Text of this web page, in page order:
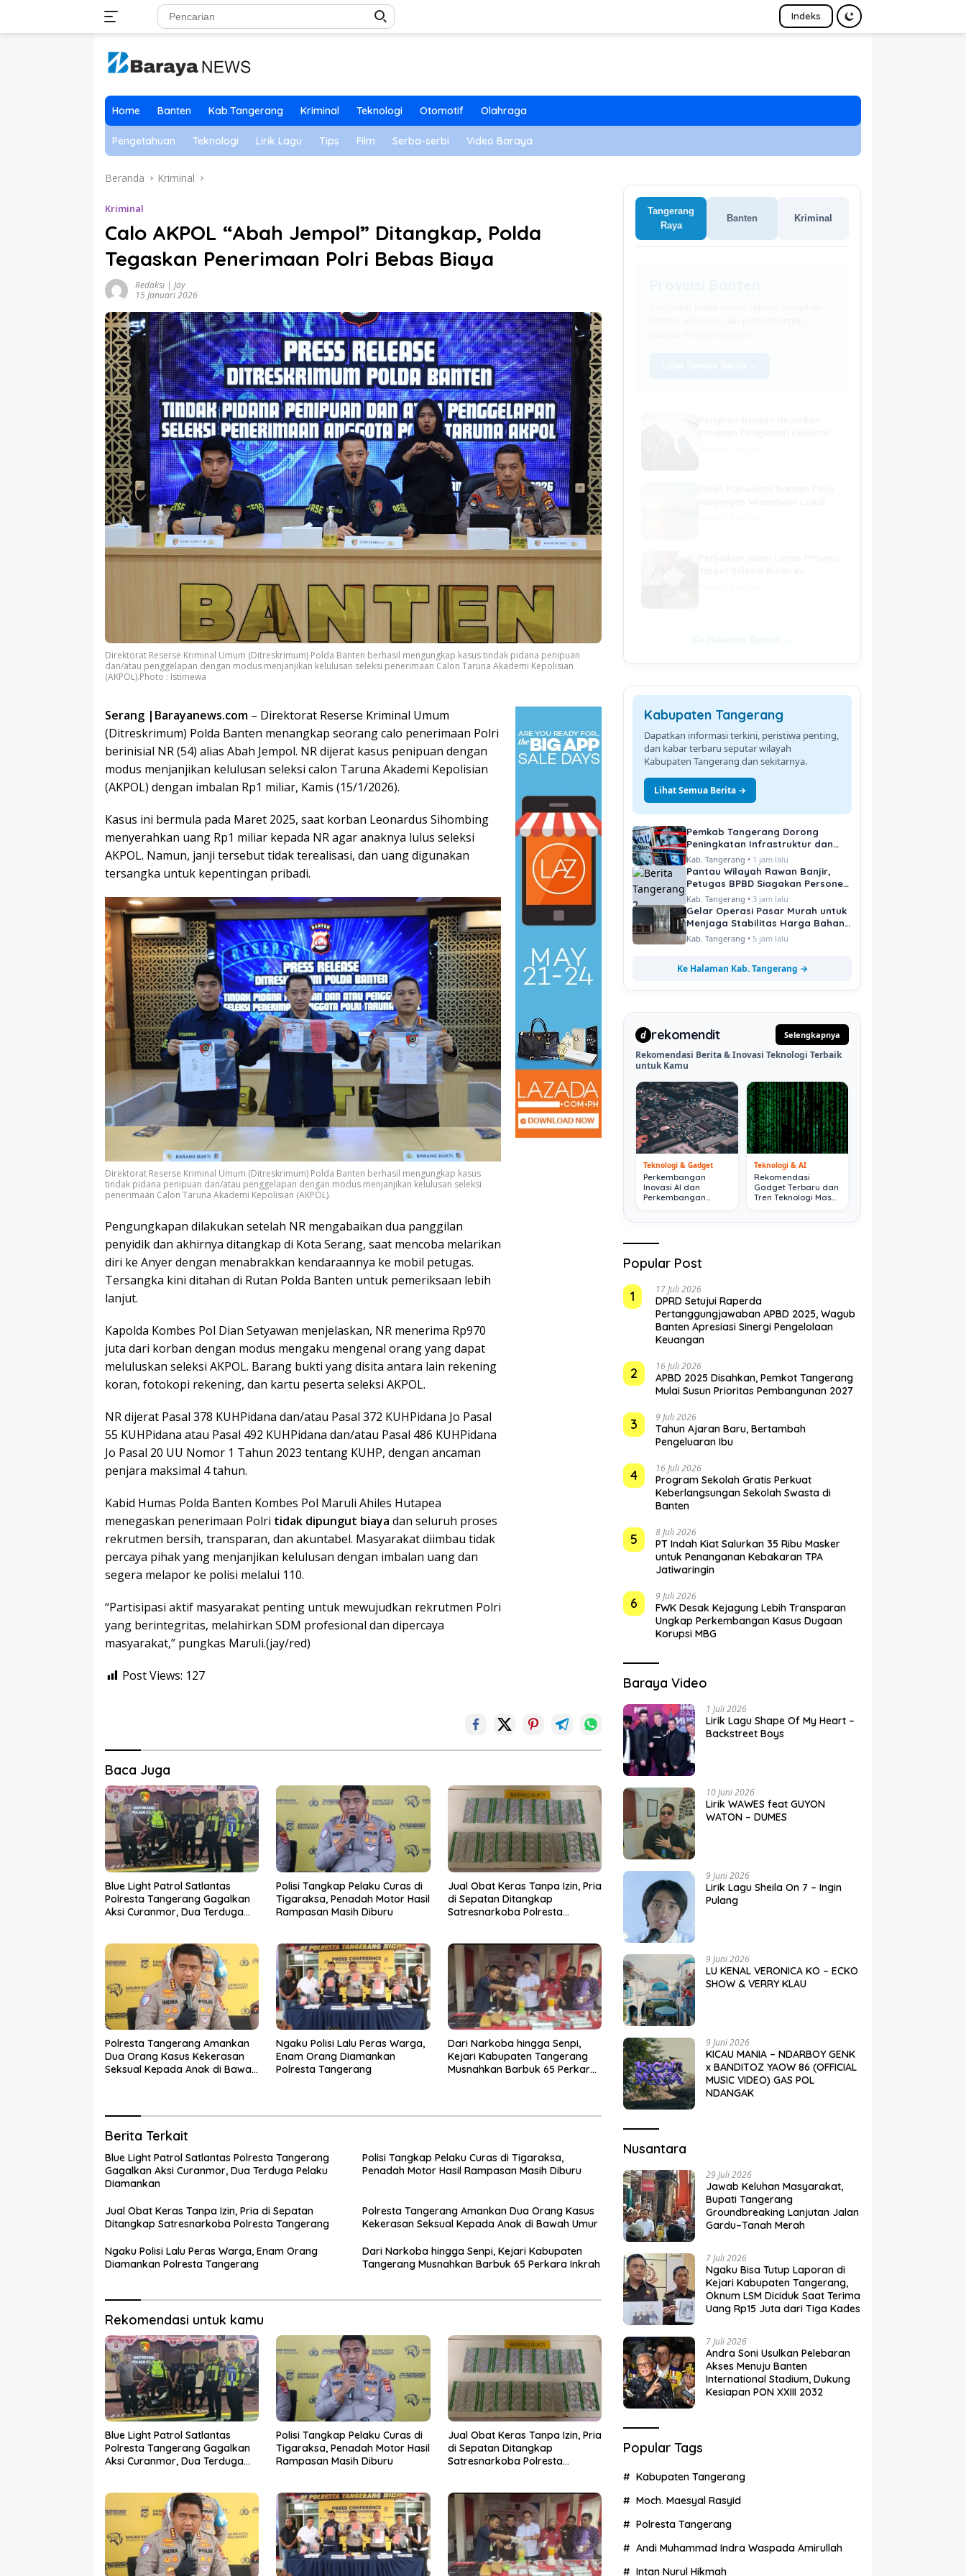
Indeks
Home Banten Kab.Tangerang Kriminal Teknologi Otomotif Olahraga
Pengetahuan Teknologi Lirik Lagu Tips Film Serba-serbi Video Baraya
Beranda Kriminal
Kriminal
Calo AKPOL “Abah Jempol” Ditangkap, Polda
Tegaskan Penerimaan Polri Bebas Biaya
Redaksi | Jay
15 Januari 2026
Direktorat Reserse Kriminal Umum (Ditreskrimum) Polda Banten berhasil mengungkap kasus tindak pidana penipuan
dan/atau penggelapan dengan modus menjanjikan kelulusan seleksi penerimaan Calon Taruna Akademi Kepolisian
(AKPOL).Photo : Istimewa
Serang |Barayanews.com – Direktorat Reserse Kriminal Umum
(Ditreskrimum) Polda Banten menangkap seorang calo penerimaan Polri
berinisial NR (54) alias Abah Jempol. NR dijerat kasus penipuan dengan
modus menjanjikan kelulusan seleksi calon Taruna Akademi Kepolisian
(AKPOL) dengan imbalan Rp1 miliar, Kamis (15/1/2026).
Kasus ini bermula pada Maret 2025, saat korban Leonardus Sihombing
menyerahkan uang Rp1 miliar kepada NR agar anaknya lulus seleksi
AKPOL. Namun, janji tersebut tidak terealisasi, dan uang digunakan
tersangka untuk kepentingan pribadi.
Direktorat Reserse Kriminal Umum (Ditreskrimum) Polda Banten berhasil mengungkap kasus
tindak pidana penipuan dan/atau penggelapan dengan modus menjanjikan kelulusan seleksi
penerimaan Calon Taruna Akademi Kepolisian (AKPOL).
Pengungkapan dilakukan setelah NR mengabaikan dua panggilan
penyidik dan akhirnya ditangkap di Kota Serang, saat mencoba melarikan
diri ke Anyer dengan menabrakkan kendaraannya ke mobil petugas.
Tersangka kini ditahan di Rutan Polda Banten untuk pemeriksaan lebih
lanjut.
Kapolda Kombes Pol Dian Setyawan menjelaskan, NR menerima Rp970
juta dari korban dengan modus mengaku mengenal orang yang dapat
meluluskan seleksi AKPOL. Barang bukti yang disita antara lain rekening
koran, fotokopi rekening, dan kartu peserta seleksi AKPOL.
NR dijerat Pasal 378 KUHPidana dan/atau Pasal 372 KUHPidana Jo Pasal
55 KUHPidana atau Pasal 492 KUHPidana dan/atau Pasal 486 KUHPidana
Jo Pasal 20 UU Nomor 1 Tahun 2023 tentang KUHP, dengan ancaman
penjara maksimal 4 tahun.
Kabid Humas Polda Banten Kombes Pol Maruli Ahiles Hutapea
menegaskan penerimaan Polri tidak dipungut biaya dan seluruh proses
rekrutmen bersih, transparan, dan akuntabel. Masyarakat diimbau tidak
percaya pihak yang menjanjikan kelulusan dengan imbalan uang dan
segera melapor ke polisi melalui 110.
“Partisipasi aktif masyarakat penting untuk mewujudkan rekrutmen Polri
yang berintegritas, melahirkan SDM profesional dan dipercaya
masyarakat,” pungkas Maruli.(jay/red)
Post Views: 127
Baca Juga
Blue Light Patrol Satlantas
Polresta Tangerang Gagalkan
Aksi Curanmor, Dua Terduga
Polisi Tangkap Pelaku Curas di
Tigaraksa, Penadah Motor Hasil
Rampasan Masih Diburu
Jual Obat Keras Tanpa Izin, Pria
di Sepatan Ditangkap
Satresnarkoba Polresta
Polresta Tangerang Amankan
Dua Orang Kasus Kekerasan
Seksual Kepada Anak di Bawah
Ngaku Polisi Lalu Peras Warga,
Enam Orang Diamankan
Polresta Tangerang
Dari Narkoba hingga Senpi,
Kejari Kabupaten Tangerang
Musnahkan Barbuk 65 Perkara
Berita Terkait
Blue Light Patrol Satlantas Polresta Tangerang
Gagalkan Aksi Curanmor, Dua Terduga Pelaku
Diamankan
Polisi Tangkap Pelaku Curas di Tigaraksa,
Penadah Motor Hasil Rampasan Masih Diburu
Jual Obat Keras Tanpa Izin, Pria di Sepatan
Ditangkap Satresnarkoba Polresta Tangerang
Polresta Tangerang Amankan Dua Orang Kasus
Kekerasan Seksual Kepada Anak di Bawah Umur
Ngaku Polisi Lalu Peras Warga, Enam Orang
Diamankan Polresta Tangerang
Dari Narkoba hingga Senpi, Kejari Kabupaten
Tangerang Musnahkan Barbuk 65 Perkara Inkrah
Rekomendasi untuk kamu
Blue Light Patrol Satlantas
Polresta Tangerang Gagalkan
Aksi Curanmor, Dua Terduga
Polisi Tangkap Pelaku Curas di
Tigaraksa, Penadah Motor Hasil
Rampasan Masih Diburu
Jual Obat Keras Tanpa Izin, Pria
di Sepatan Ditangkap
Satresnarkoba Polresta
Tangerang
Raya
Banten Kriminal
Kabupaten Tangerang
Dapatkan informasi terkini, peristiwa penting,
dan kabar terbaru seputar wilayah
Kabupaten Tangerang dan sekitarnya.
Lihat Semua Berita →
Pemkab Tangerang Dorong
Peningkatan Infrastruktur dan
Pelayanan Publik
Kab. Tangerang • 1 jam lalu
Pantau Wilayah Rawan Banjir,
Petugas BPBD Siagakan Personel
di Titik Kritis
Kab. Tangerang •3 jam lalu
Gelar Operasi Pasar Murah untuk
Menjaga Stabilitas Harga Bahan
Pokok
Kab. Tangerang • 5 jam lalu
Ke Halaman Kab. Tangerang →
d rekomendit Selengkapnya
Rekomendasi Berita & Inovasi Teknologi Terbaik
untuk Kamu
Teknologi & Gadget
Perkembangan
Inovasi AI dan
Perkembangan
Teknologi & AI
Rekomendasi
Gadget Terbaru dan
Tren Teknologi Masa
Popular Post
1
17 Juli 2026
DPRD Setujui Raperda
Pertanggungjawaban APBD 2025, Wagub
Banten Apresiasi Sinergi Pengelolaan
Keuangan
2 16 Juli 2026
APBD 2025 Disahkan, Pemkot Tangerang
Mulai Susun Prioritas Pembangunan 2027
3 9 Juli 2026
Tahun Ajaran Baru, Bertambah
Pengeluaran Ibu
4 16 Juli 2026
Program Sekolah Gratis Perkuat
Keberlangsungan Sekolah Swasta di
Banten
5 8 Juli 2026
PT Indah Kiat Salurkan 35 Ribu Masker
untuk Penanganan Kebakaran TPA
Jatiwaringin
6 9 Juli 2026
FWK Desak Kejagung Lebih Transparan
Ungkap Perkembangan Kasus Dugaan
Korupsi MBG
Baraya Video
1 Juli 2026
Lirik Lagu Shape Of My Heart –
Backstreet Boys
10 Juni 2026
Lirik WAWES feat GUYON
WATON – DUMES
9 Juni 2026
Lirik Lagu Sheila On 7 – Ingin
Pulang
9 Juni 2026
LU KENAL VERONICA KO – ECKO
SHOW & VERRY KLAU
9 Juni 2026
KICAU MANIA – NDARBOY GENK
x BANDITOZ YAOW 86 (OFFICIAL
MUSIC VIDEO) GAS POL
NDANGAK
Nusantara
29 Juli 2026
Jawab Keluhan Masyarakat,
Bupati Tangerang
Groundbreaking Lanjutan Jalan
Gardu–Tanah Merah
7 Juli 2026
Ngaku Bisa Tutup Laporan di
Kejari Kabupaten Tangerang,
Oknum LSM Diciduk Saat Terima
Uang Rp15 Juta dari Tiga Kades
7 Juli 2026
Andra Soni Usulkan Pelebaran
Akses Menuju Banten
International Stadium, Dukung
Kesiapan PON XXIII 2032
Popular Tags
Kabupaten Tangerang
Moch. Maesyal Rasyid
Polresta Tangerang
Andi Muhammad Indra Waspada Amirullah
Intan Nurul Hikmah